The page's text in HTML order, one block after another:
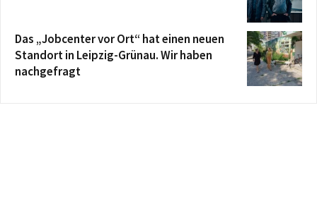
Das „Jobcenter vor Ort“ hat einen neuen
Standort in Leipzig-Grünau. Wir haben
nachgefragt